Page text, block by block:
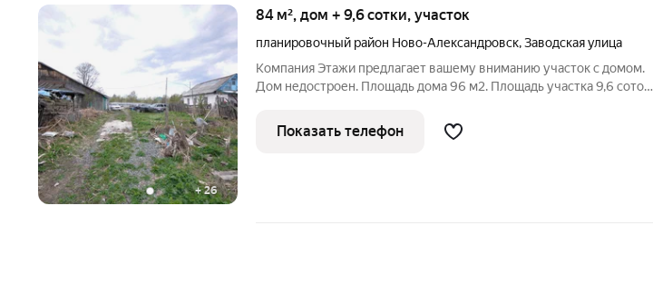
+26
84 м², дом + 9,6 сотки, участок
планировочный район Ново-Александровск,Заводская улица
Компания Этажи предлагает вашему вниманию участок с домом.
Дом недостроен. Площадь дома 96 м2. Площадь участка 9,6 соток.
Электричество к дому не подведено. Столб возле участка.
Категория земельного
Показать телефон